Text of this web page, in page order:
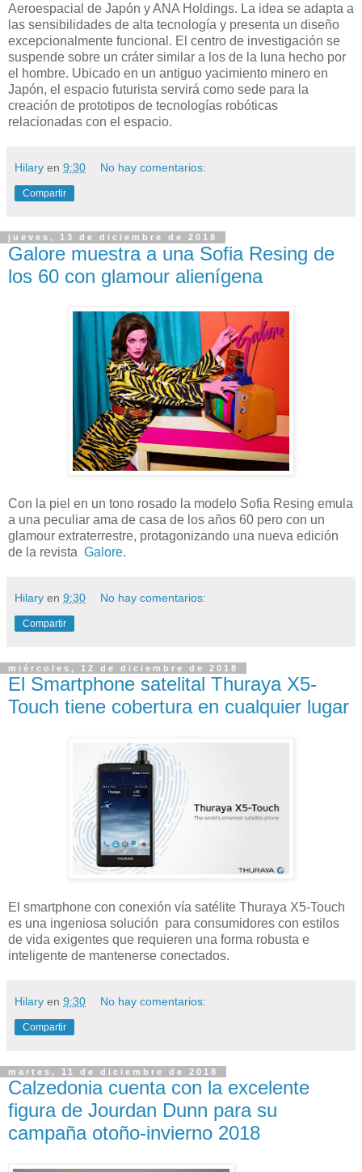
Aeroespacial de Japón y ANA Holdings. La idea se adapta a
las sensibilidades de alta tecnología y presenta un diseño
excepcionalmente funcional. El centro de investigación se
suspende sobre un cráter similar a los de la luna hecho por
el hombre. Ubicado en un antiguo yacimiento minero en
Japón, el espacio futurista servirá como sede para la
creación de prototipos de tecnologías robóticas
relacionadas con el espacio.
Hilary en 9:30 No hay comentarios:
Compartir
jueves, 13 de diciembre de 2018
Galore muestra a una Sofia Resing de
los 60 con glamour alienígena
Con la piel en un tono rosado la modelo Sofia Resing emula
a una peculiar ama de casa de los años 60 pero con un
glamour extraterrestre, protagonizando una nueva edición
de la revista Galore.
Hilary en 9:30 No hay comentarios:
Compartir
miércoles, 12 de diciembre de 2018
El Smartphone satelital Thuraya X5-
Touch tiene cobertura en cualquier lugar
El smartphone con conexión vía satélite Thuraya X5-Touch
es una ingeniosa solución para consumidores con estilos
de vida exigentes que requieren una forma robusta e
inteligente de mantenerse conectados.
Hilary en 9:30 No hay comentarios:
Compartir
martes, 11 de diciembre de 2018
Calzedonia cuenta con la excelente
figura de Jourdan Dunn para su
campaña otoño-invierno 2018